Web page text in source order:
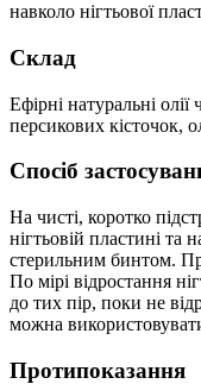
навколо нігтьової
Склад
Ефірні натуральні
персикових кісточок,
Спосіб
На чисті, коротко
нігтьовій пластині та
стерильним бинтом.
По мірі відростання
до тих пір, поки не
можна
Протипоказання